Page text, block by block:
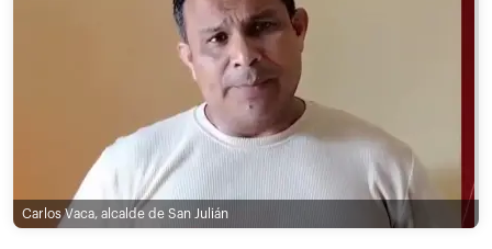
Carlos Vaca, alcalde de San Julián